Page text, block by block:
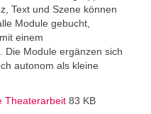
Text und Szene können
Module gebucht,
einem
Die Module ergänzen sich
autonom als kleine
Theaterarbeit 83 KB